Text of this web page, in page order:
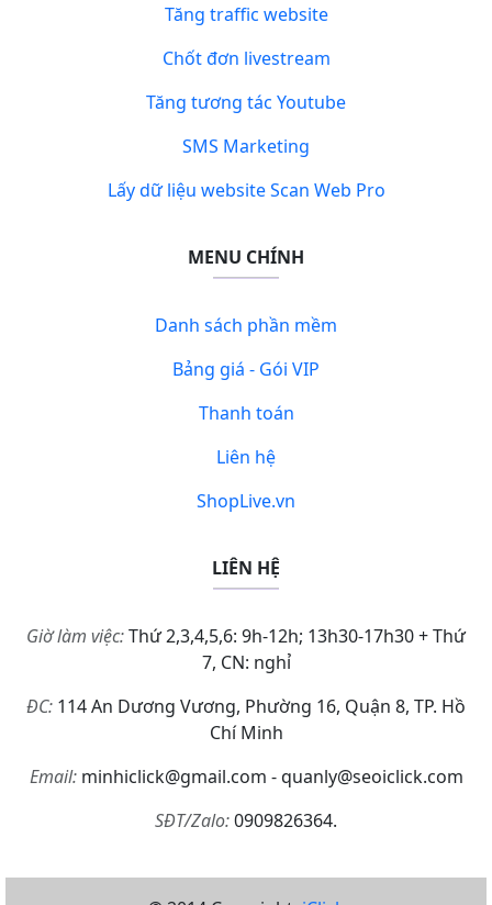
Tăng traffic website
Chốt đơn livestream
Tăng tương tác Youtube
SMS Marketing
Lấy dữ liệu website Scan Web Pro
MENU CHÍNH
Danh sách phần mềm
Bảng giá - Gói VIP
Thanh toán
Liên hệ
ShopLive.vn
LIÊN HỆ
Giờ làm việc:Thứ 2,3,4,5,6: 9h-12h; 13h30-17h30 + Thứ
7, CN: nghỉ
ĐC: 114 An Dương Vương, Phường 16, Quận 8, TP. Hồ
Chí Minh
Email:minhiclick@gmail.com - quanly@seoiclick.com
SĐT/Zalo:0909826364.